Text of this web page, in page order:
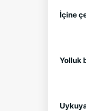
İçine
Yolluk